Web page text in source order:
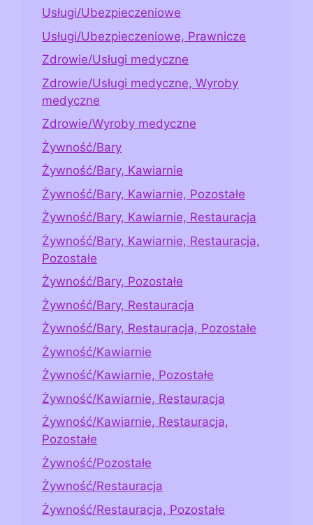
Usługi/Ubezpieczeniowe
Usługi/Ubezpieczeniowe, Prawnicze
Zdrowie/Usługi medyczne
Zdrowie/Usługi medyczne, Wyroby
medyczne
Zdrowie/Wyroby medyczne
Żywność/Bary
Żywność/Bary, Kawiarnie
Żywność/Bary, Kawiarnie, Pozostałe
Żywność/Bary, Kawiarnie, Restauracja
Żywność/Bary, Kawiarnie, Restauracja,
Pozostałe
Żywność/Bary, Pozostałe
Żywność/Bary, Restauracja
Żywność/Bary, Restauracja, Pozostałe
Żywność/Kawiarnie
Żywność/Kawiarnie, Pozostałe
Żywność/Kawiarnie, Restauracja
Żywność/Kawiarnie, Restauracja,
Pozostałe
Żywność/Pozostałe
Żywność/Restauracja
Żywność/Restauracja, Pozostałe